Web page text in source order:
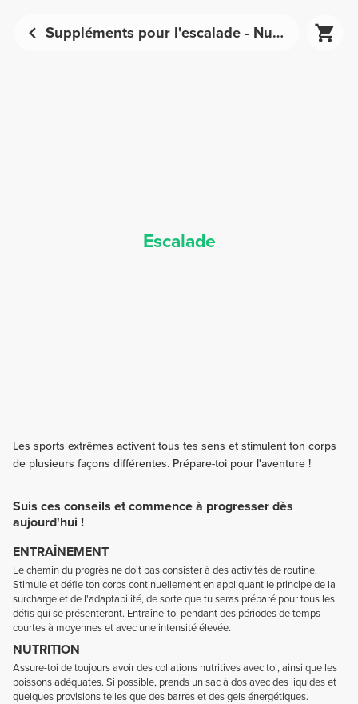
Suppléments pour l'escalade - Nutrition sportive | Prozis
Escalade
Les sports extrêmes activent tous tes sens et stimulent ton corps
de plusieurs façons différentes. Prépare-toi pour l'aventure !
Suis ces conseils et commence à progresser dès
aujourd'hui !
ENTRAÎNEMENT
Le chemin du progrès ne doit pas consister à des activités de routine.
Stimule et défie ton corps continuellement en appliquant le principe de la
surcharge et de l'adaptabilité, de sorte que tu seras préparé pour tous les
défis qui se présenteront. Entraîne-toi pendant des périodes de temps
courtes à moyennes et avec une intensité élevée.
NUTRITION
Assure-toi de toujours avoir des collations nutritives avec toi, ainsi que les
boissons adéquates. Si possible, prends un sac à dos avec des liquides et
quelques provisions telles que des barres et des gels énergétiques.